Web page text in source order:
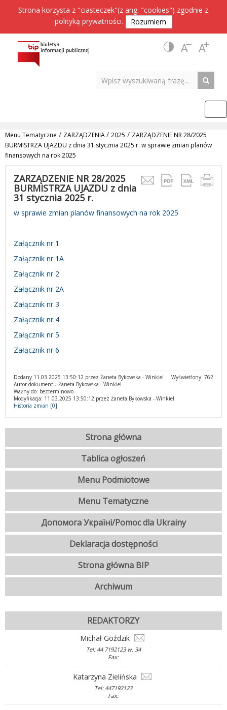
Strona korzysta z "ciasteczek"(z ang. "cookies") zgodnie z
polityką prywatności. Rozumiem
Menu Tematyczne / ZARZĄDZENIA/ 2025 / ZARZĄDZENIE NR 28/2025
BURMISTRZA UJAZDU z dnia 31 stycznia 2025 r. w sprawie zmian planów
finansowych na rok 2025
ZARZĄDZENIE NR 28/2025
BURMISTRZA UJAZDU z dnia
31 stycznia 2025 r.
w sprawie zmian planów finansowych na rok 2025
Załącznik nr 1
Załącznik nr 1A
Załącznik nr 2
Załącznik nr 2A
Załącznik nr 3
Załącznik nr 4
Załącznik nr 5
Załącznik nr 6
Wyświetlony: 762
Dodany 11.03.2025 13:50:12 przez Żaneta Bykowska - Winkiel
Autor dokumentu Żaneta Bykowska - Winkiel
Ważny do: bezterminowo
Modyfikacja: 11.03.2025 13:50:12 przez Żaneta Bykowska - Winkiel
Historia zmian [0]
Strona główna
Tablica ogłoszeń
Menu Podmiotowe
Menu Tematyczne
Допомога Україні/Pomoc dla Ukrainy
Deklaracja dostępności
Strona główna BIP
Archiwum
REDAKTORZY
Michał Goździk
Tel: 44 7192123 w. 34
Fax:
Katarzyna Zielińska
Tel: 447192123
Fax: